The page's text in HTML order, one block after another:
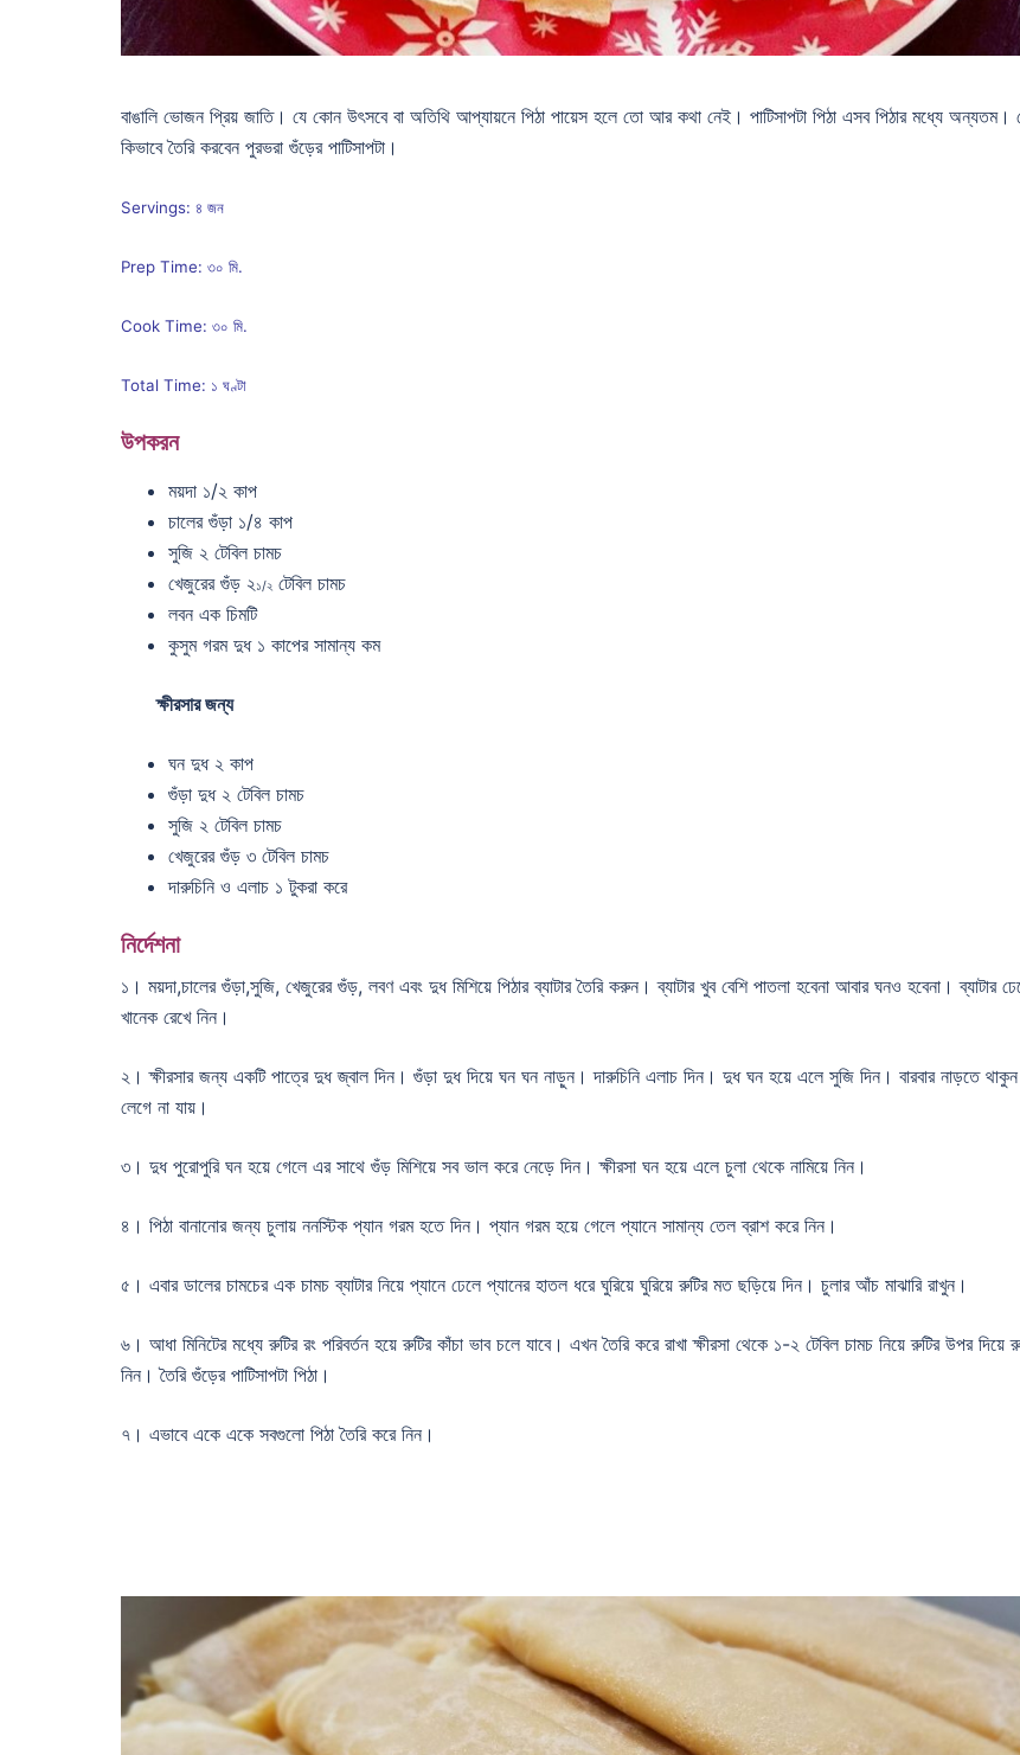
বাঙালি ভোজন প্রিয় জাতি। যে কোন উৎসবে বা অতিথি আপ্যায়নে পিঠা পায়েস হলে তো আর কথা নেই। পাটিসাপটা পিঠা এসব পিঠার মধ্যে অন্যতম।
কিভাবে তৈরি করবেন পুরভরা গুঁড়ের পাটিসাপটা।
Servings: ৪ জন
Prep Time: ৩০ মি.
Cook Time: ৩০ মি.
Total Time: ১ ঘণ্টা
উপকরন
ময়দা ১/২ কাপ
চালের গুঁড়া ১/৪ কাপ
সুজি ২ টেবিল চামচ
খেজুরের গুঁড় ২১/২ টেবিল চামচ
লবন এক চিমটি
কুসুম গরম দুধ ১ কাপের সামান্য কম
ক্ষীরসার জন্য
ঘন দুধ ২ কাপ
গুঁড়া দুধ ২ টেবিল চামচ
সুজি ২ টেবিল চামচ
খেজুরের গুঁড় ৩ টেবিল চামচ
দারুচিনি ও এলাচ ১ টুকরা করে
নির্দেশনা
১। ময়দা,চালের গুঁড়া,সুজি, খেজুরের গুঁড়, লবণ এবং দুধ মিশিয়ে পিঠার ব্যাটার তৈরি করুন। ব্যাটার খুব বেশি পাতলা হবেনা আবার ঘনও হবেনা। ব্যাটার
খানেক রেখে নিন।
২। ক্ষীরসার জন্য একটি পাত্রে দুধ জ্বাল দিন। গুঁড়া দুধ দিয়ে ঘন ঘন নাড়ুন। দারুচিনি এলাচ দিন। দুধ ঘন হয়ে এলে সুজি দিন। বারবার নাড়তে থাকুন
লেগে না যায়।
৩। দুধ পুরোপুরি ঘন হয়ে গেলে এর সাথে গুঁড় মিশিয়ে সব ভাল করে নেড়ে দিন। ক্ষীরসা ঘন হয়ে এলে চুলা থেকে নামিয়ে নিন।
৪। পিঠা বানানোর জন্য চুলায় ননস্টিক প্যান গরম হতে দিন। প্যান গরম হয়ে গেলে প্যানে সামান্য তেল ব্রাশ করে নিন।
৫। এবার ডালের চামচের এক চামচ ব্যাটার নিয়ে প্যানে ঢেলে প্যানের হাতল ধরে ঘুরিয়ে ঘুরিয়ে রুটির মত ছড়িয়ে দিন। চুলার আঁচ মাঝারি রাখুন।
৬। আধা মিনিটের মধ্যে রুটির রং পরিবর্তন হয়ে রুটির কাঁচা ভাব চলে যাবে। এখন তৈরি করে রাখা ক্ষীরসা থেকে ১-২ টেবিল চামচ নিয়ে রুটির উপর দিয়ে
নিন। তৈরি গুঁড়ের পাটিসাপটা পিঠা।
৭। এভাবে একে একে সবগুলো পিঠা তৈরি করে নিন।